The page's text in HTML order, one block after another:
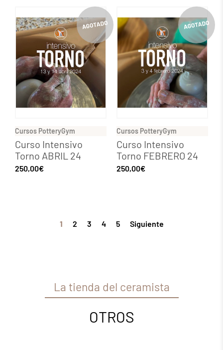
Cursos PotteryGym
Curso Intensivo
Torno ABRIL 24
250,00€
Cursos PotteryGym
Curso Intensivo
Torno FEBRERO 24
250,00€
1 2 3 4 5 Siguiente
La tienda del ceramista
OTROS